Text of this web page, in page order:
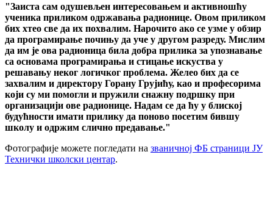
"Заиста сам одушевљен интересовањем и активношћу
ученика приликом одржавања радионице. Овом приликом
бих хтео све да их похвалим. Нарочито ако се узме у обзир
да програмирање почињу да уче у другом разреду. Мислим
да им је ова радионица била добра прилика за упознавање
са основама програмирања и стицање искуства у
решавању неког логичког проблема. Желео бих да се
захвалим и директору Горану Грујићу, као и професорима
који су ми помогли и пружили снажну подршку при
организацији ове радионице. Надам се да ћу у блиској
будућности имати прилику да поново посетим бившу
школу и одржим слично предавање."
Фотографије можете погледати на званичној ФБ страници ЈУ
Технички школски центар.